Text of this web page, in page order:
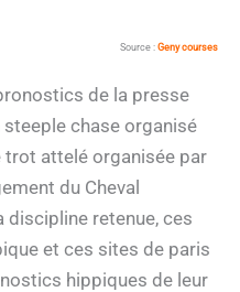
Source : Geny courses
de la presse
chase organisé
trot attelé organisée par
du Cheval
discipline retenue, ces
et ces sites de paris
hippiques de leur